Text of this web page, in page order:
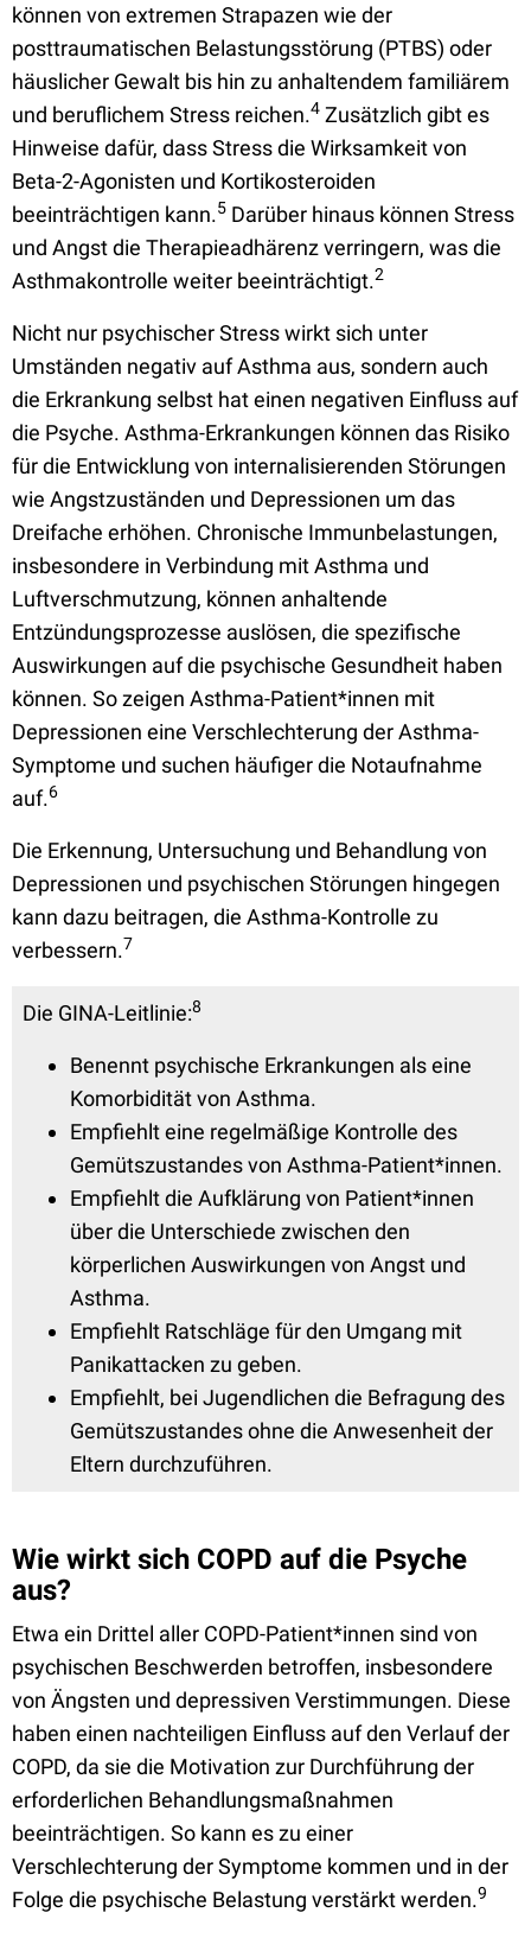
können von extremen Strapazen wie der
posttraumatischen Belastungsstörung (PTBS) oder
häuslicher Gewalt bis hin zu anhaltendem familiärem
und beruflichem Stress reichen.4 Zusätzlich gibt es
Hinweise dafür, dass Stress die Wirksamkeit von
Beta-2-Agonisten und Kortikosteroiden
beeinträchtigen kann.5 Darüber hinaus können Stress
und Angst die Therapieadhärenz verringern, was die
Asthmakontrolle weiter beeinträchtigt.2
Nicht nur psychischer Stress wirkt sich unter
Umständen negativ auf Asthma aus, sondern auch
die Erkrankung selbst hat einen negativen Einfluss auf
die Psyche. Asthma-Erkrankungen können das Risiko
für die Entwicklung von internalisierenden Störungen
wie Angstzuständen und Depressionen um das
Dreifache erhöhen. Chronische Immunbelastungen,
insbesondere in Verbindung mit Asthma und
Luftverschmutzung, können anhaltende
Entzündungsprozesse auslösen, die spezifische
Auswirkungen auf die psychische Gesundheit haben
können. So zeigen Asthma-Patient*innen mit
Depressionen eine Verschlechterung der Asthma-
Symptome und suchen häufiger die Notaufnahme
auf.6
Die Erkennung, Untersuchung und Behandlung von
Depressionen und psychischen Störungen hingegen
kann dazu beitragen, die Asthma-Kontrolle zu
verbessern.7
Die GINA-Leitlinie:8
Benennt psychische Erkrankungen als eine
Komorbidität von Asthma.
Empfiehlt eine regelmäßige Kontrolle des
Gemütszustandes von Asthma-Patient*innen.
Empfiehlt die Aufklärung von Patient*innen
über die Unterschiede zwischen den
körperlichen Auswirkungen von Angst und
Asthma.
Empfiehlt Ratschläge für den Umgang mit
Panikattacken zu geben.
Empfiehlt, bei Jugendlichen die Befragung des
Gemütszustandes ohne die Anwesenheit der
Eltern durchzuführen.
Wie wirkt sich COPD auf die Psyche
aus?
Etwa ein Drittel aller COPD-Patient*innen sind von
psychischen Beschwerden betroffen, insbesondere
von Ängsten und depressiven Verstimmungen. Diese
haben einen nachteiligen Einfluss auf den Verlauf der
COPD, da sie die Motivation zur Durchführung der
erforderlichen Behandlungsmaßnahmen
beeinträchtigen. So kann es zu einer
Verschlechterung der Symptome kommen und in der
Folge die psychische Belastung verstärkt werden.9